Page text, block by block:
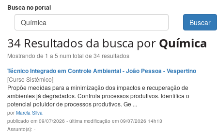
Busca no portal
Buscar
34 Resultados da busca por Química
Mostrando de 1 a 5 num total de 34 resultados
Técnico Integrado em Controle Ambiental - João Pessoa - Vespertino
[Curso Sistêmico]
Propõe medidas para a minimização dos impactos e recuperação de
ambientes já degradados. Controla processos produtivos. Identifica o
potencial poluidor de processos produtivos. Ge ...
porMarcia Silva
publicado em 09/07/2026 - última modificação em 09/07/2026 14h13
Assunto(s): -